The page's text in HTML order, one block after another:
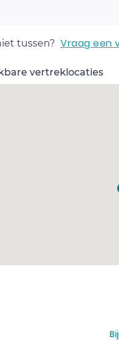
tussen? Vraag een
vertreklocaties